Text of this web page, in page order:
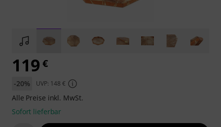
119 €
-20% UVP: 148 €
Alle Preise inkl. MwSt.
Sofort lieferbar